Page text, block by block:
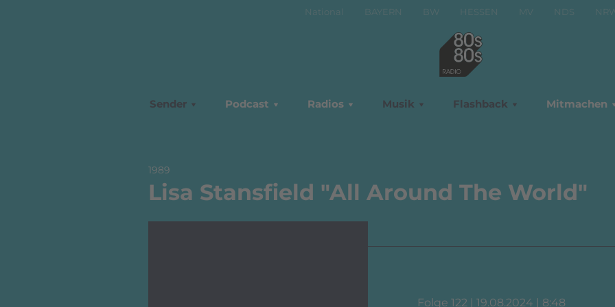
National BAYERN BW HESSEN MV NDS NRW
Sender Podcast Radios Musik Flashback Mitmachen
1989
Lisa Stansfield "All Around The World"
Folge 122 | 19.08.2024 | 8:48